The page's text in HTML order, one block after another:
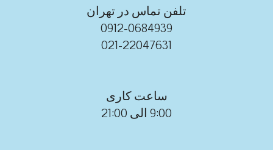
تلفن تماس در تهران
0912-0684939
021-22047631
ساعت کاری
9:00 الی 21:00